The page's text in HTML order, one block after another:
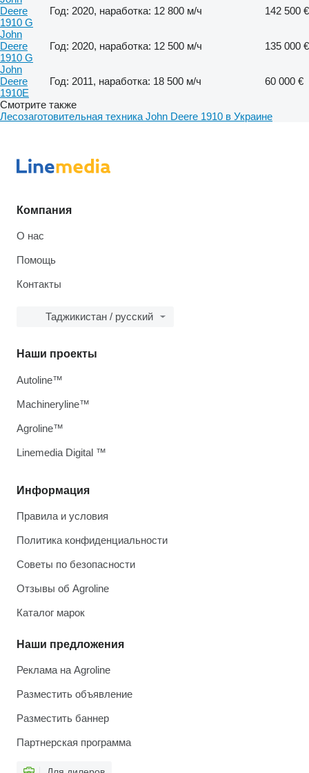
Deere
1910 G
Год: 2020, наработка: 12 800 м/ч
142 500 €
John
Deere
1910 G
Год: 2020, наработка: 12 500 м/ч
135 000 €
John
Deere
1910E
Год: 2011, наработка: 18 500 м/ч
60 000 €
Смотрите также
Лесозаготовительная техника John Deere 1910 в Украине
Компания
О нас
Помощь
Контакты
Таджикистан / русский
Информация
Правила и условия
Политика конфиденциальности
Советы по безопасности
Отзывы об Agroline
Каталог марок
Наши предложения
Реклама на Agroline
Разместить объявление
Разместить баннер
Партнерская программа
Наши проекты
Autoline™
Machineryline™
Agroline™
Linemedia Digital ™